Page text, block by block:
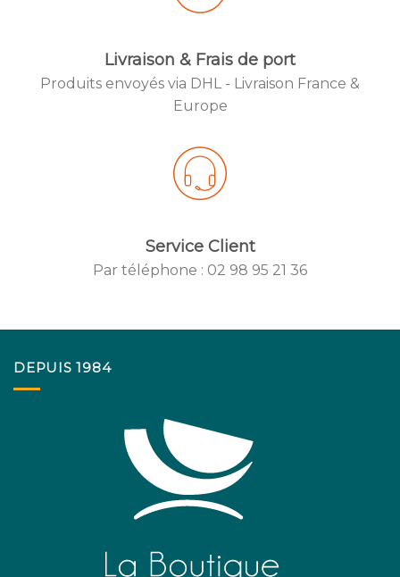
Created by
from the
Livraison & Frais de port
Produits envoyés via DHL - Livraison France &
Europe
from the
Service Client
Par téléphone : 02 98 95 21 36
DEPUIS 1984